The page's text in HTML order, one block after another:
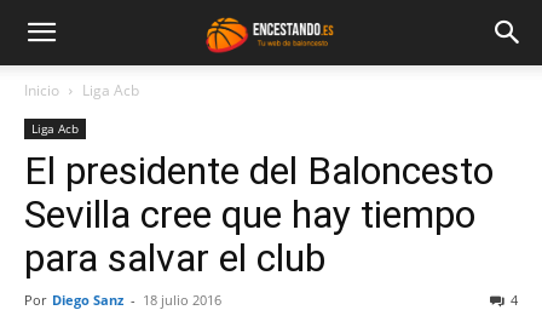
Inicio Liga Acb
Liga Acb
El presidente del Baloncesto
Sevilla cree que hay tiempo
para salvar el club
Por Diego Sanz - 18 julio 2016 4